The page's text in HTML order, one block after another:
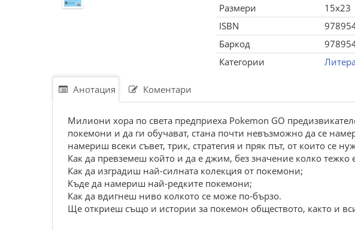
Размери
15x23
ISBN
Баркод
Категории
Анотация Коментари
Милиони хора по света предприеха Pokemon GO
покемони и да ги обучават, стана почти невъзможно да се
намериш всеки съвет, трик, стратегия и пряк път, от които се
Как да превземеш който и да е джим, без значение колко тежко
Как да изградиш най-силната колекция от покемони;
Къде да намериш най-редките покемони;
Как да вдигнеш ниво колкото се може по-бързо.
Ще откриеш също и истории за покемон обществото, както и